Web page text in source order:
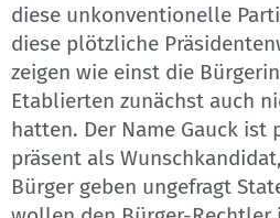
diese unkonventionelle
diese plötzliche
zeigen wie einst die
Etablierten zunächst auch
hatten. Der Name Gauck
präsent als
Bürger geben ungefragt